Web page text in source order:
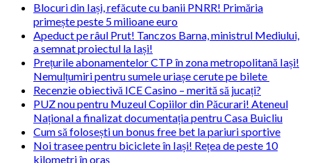
Blocuri din Iași, refăcute cu banii PNRR! Primăria
primește peste 5 milioane euro
Apeduct pe râul Prut! Tanczos Barna, ministrul Mediului,
a semnat proiectul la Iași!
Prețurile abonamentelor CTP în zona metropolitană Iași!
Nemulțumiri pentru sumele uriașe cerute pe bilete
Recenzie obiectivă ICE Casino – merită să jucați?
PUZ nou pentru Muzeul Copiilor din Păcurari! Ateneul
Național a finalizat documentația pentru Casa Buicliu
Cum să folosești un bonus free bet la pariuri sportive
Noi trasee pentru biciclete în Iași! Rețea de peste 10
kilometri în oraș